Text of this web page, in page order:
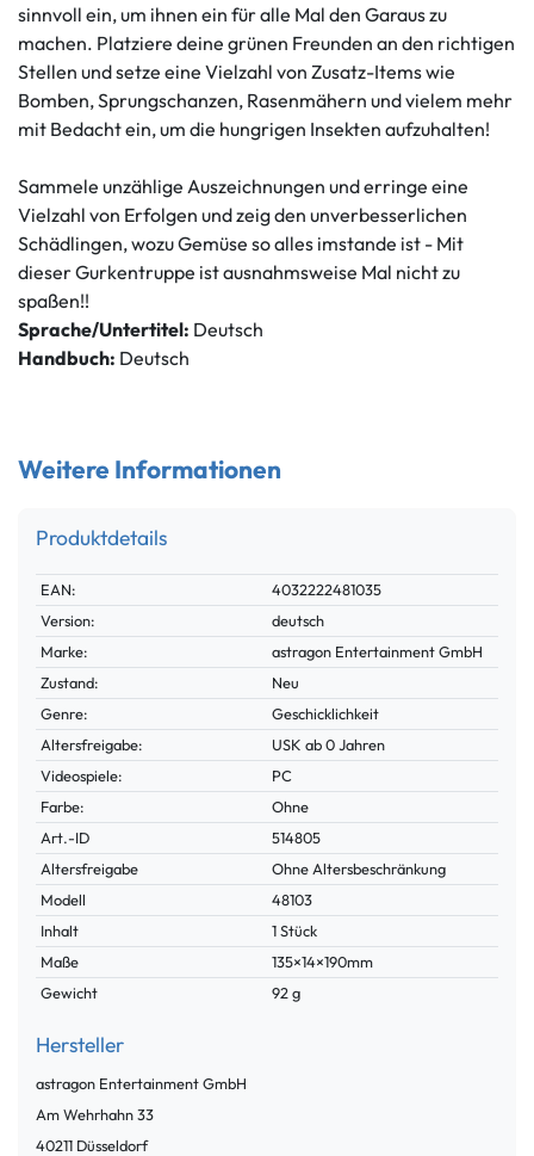
sinnvoll ein, um ihnen ein für alle Mal den Garaus zu
machen. Platziere deine grünen Freunden an den richtigen
Stellen und setze eine Vielzahl von Zusatz-Items wie
Bomben, Sprungschanzen, Rasenmähern und vielem mehr
mit Bedacht ein, um die hungrigen Insekten aufzuhalten!
Sammele unzählige Auszeichnungen und erringe eine
Vielzahl von Erfolgen und zeig den unverbesserlichen
Schädlingen, wozu Gemüse so alles imstande ist - Mit
dieser Gurkentruppe ist ausnahmsweise Mal nicht zu
spaßen!!
Sprache/Untertitel: Deutsch
Handbuch: Deutsch
Weitere Informationen
Produktdetails
Technisches
Merkmal
Wert
EAN:
4032222481035
Version:
deutsch
Marke:
astragon Entertainment GmbH
Zustand:
Neu
Genre:
Geschicklichkeit
Altersfreigabe:
USK ab 0 Jahren
Videospiele:
PC
Farbe:
Ohne
Technisches
Merkmal
Wert
Art.-ID
514805
Altersfreigabe
Ohne Altersbeschränkung
Modell
48103
Inhalt
1 Stück
Maße
135×14×190mm
Gewicht
92 g
Hersteller
astragon Entertainment GmbH
Am Wehrhahn33
40211 Düsseldorf